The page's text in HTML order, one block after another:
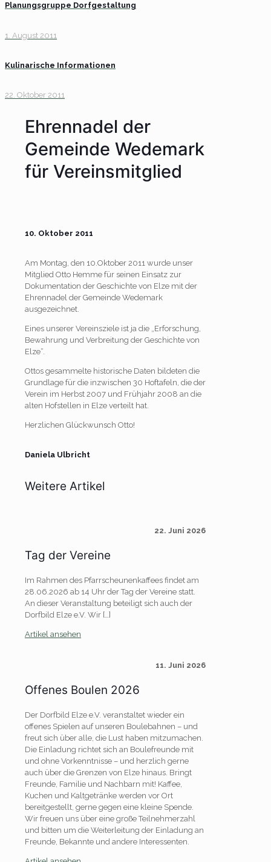
Planungsgruppe Dorfgestaltung
1. August 2011
Kulinarische Informationen
22. Oktober 2011
Ehrennadel der
Gemeinde Wedemark
für Vereinsmitglied
10. Oktober 2011
Am Montag, den 10.Oktober 2011 wurde unser
Mitglied Otto Hemme für seinen Einsatz zur
Dokumentation der Geschichte von Elze mit der
Ehrennadel der Gemeinde Wedemark
ausgezeichnet.
Eines unserer Vereinsziele ist ja die „Erforschung,
Bewahrung und Verbreitung der Geschichte von
Elze“.
Ottos gesammelte historische Daten bildeten die
Grundlage für die inzwischen 30 Hoftafeln, die der
Verein im Herbst 2007 und Frühjahr 2008 an die
alten Hofstellen in Elze verteilt hat.
Herzlichen Glückwunsch Otto!
Daniela Ulbricht
Weitere Artikel
22. Juni 2026
Tag der Vereine
Im Rahmen des Pfarrscheunenkaffees findet am
28.06.2026 ab 14 Uhr der Tag der Vereine statt.
An dieser Veranstaltung beteiligt sich auch der
Dorfbild Elze e.V. Wir […]
Artikel ansehen
11. Juni 2026
Offenes Boulen 2026
Der Dorfbild Elze e.V. veranstaltet wieder ein
offenes Spielen auf unseren Boulebahnen – und
freut sich über alle, die Lust haben mitzumachen.
Die Einladung richtet sich an Boulefreunde mit
und ohne Vorkenntnisse – und herzlich gerne
auch über die Grenzen von Elze hinaus. Bringt
Freunde, Familie und Nachbarn mit! Kaffee,
Kuchen und Kaltgetränke werden vor Ort
bereitgestellt, gerne gegen eine kleine Spende.
Wir freuen uns über eine große Teilnehmerzahl
und bitten um die Weiterleitung der Einladung an
Freunde, Bekannte und andere Interessenten.